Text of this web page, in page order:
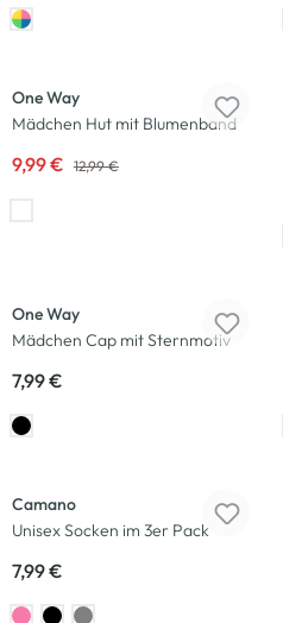
One Way
Mädchen Hut mit Blumenband
9,99 € 12,99 €
One Way
Mädchen Cap mit Sternmotiv
7,99 €
Camano
Unisex Socken im 3er Pack
7,99 €